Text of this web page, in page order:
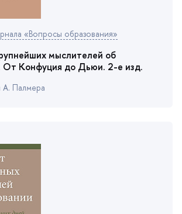
«Вопросы образования»
мыслителей о
От Конфуция до Дьюи. 2-е изд.
Палмера